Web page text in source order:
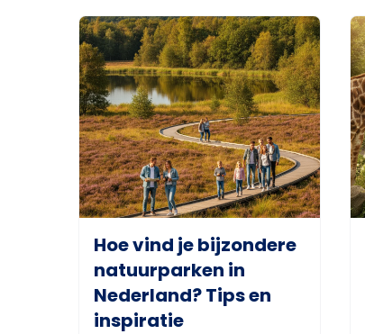
Hoe vind je bijzondere
natuurparken in
Nederland? Tips en
inspiratie